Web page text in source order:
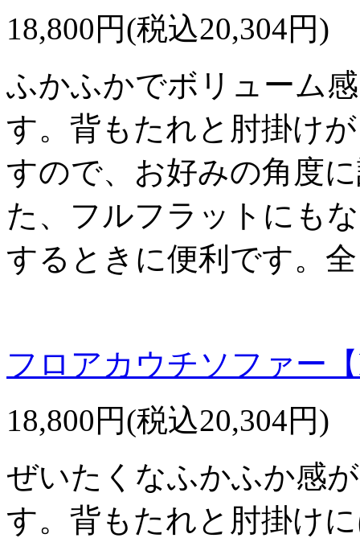
18,800円(税込20,304円)
ふかふかでボリューム
す。背もたれと肘掛け
すので、お好みの角度
た、フルフラットにも
するときに便利です。
フロアカウチソファー
18,800円(税込20,304円)
ぜいたくなふかふか感
す。背もたれと肘掛け